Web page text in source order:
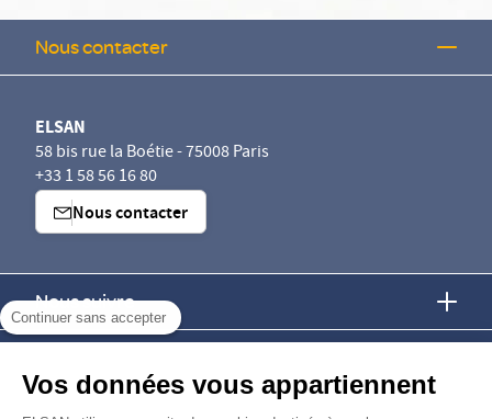
Continuer sans accepter
Vos données vous appartiennent
Nous contacter
ELSAN
58 bis rue la Boétie - 75008 Paris
+33 1 58 56 16 80
Nous contacter
Nous suivre
Nous rejoindre